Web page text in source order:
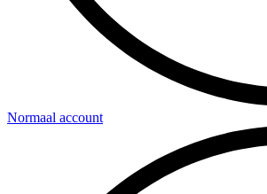
Normaal account